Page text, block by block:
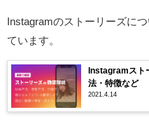
Instagramのストーリーズに
ています。
Instagramスト
法・特徴など
2021.4.14